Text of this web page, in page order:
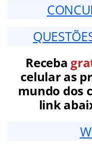
Receba
celular as
mundo dos
link